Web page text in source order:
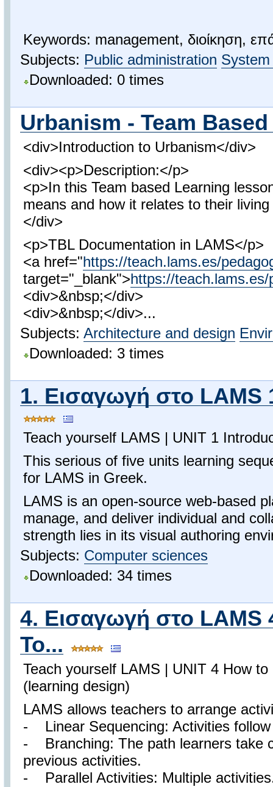
Keywords: management, διοίκηση,
Subjects: Public administration
Downloaded: 0 times
Urbanism - Team
<div>Introduction to Urbanism</div>
<div><p>Description:</p>
<p>In this Team based Learning
means and how it relates to their
</div>
<p>TBL Documentation in LAMS</p>
<a href="https://teach.lams.es/
target="_blank">https://teach.lams.es/
<div>&nbsp;</div>
<div>&nbsp;</div>...
Subjects: Architecture and design
Downloaded: 3 times
1. Εισαγωγή στο
Teach yourself LAMS | UNIT 1
This serious of five units learning
for LAMS in Greek.
LAMS is an open-source web-based
manage, and deliver individual and
strength lies in its visual authoring
Subjects: Computer sciences
Downloaded: 34 times
4. Εισαγωγή στο
Το...
Teach yourself LAMS | UNIT 4 How
(learning design)
LAMS allows teachers to arrange
- Linear Sequencing: Activities follow
- Branching: The path learners take
previous activities.
- Parallel Activities: Multiple